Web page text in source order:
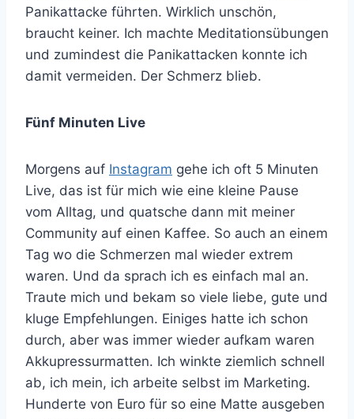
Panikattacke führten. Wirklich unschön,
braucht keiner. Ich machte Meditationsübungen
und zumindest die Panikattacken konnte ich
damit vermeiden. Der Schmerz blieb.
Fünf Minuten Live
Morgens auf Instagram gehe ich oft 5 Minuten
Live, das ist für mich wie eine kleine Pause
vom Alltag, und quatsche dann mit meiner
Community auf einen Kaffee. So auch an einem
Tag wo die Schmerzen mal wieder extrem
waren. Und da sprach ich es einfach mal an.
Traute mich und bekam so viele liebe, gute und
kluge Empfehlungen. Einiges hatte ich schon
durch, aber was immer wieder aufkam waren
Akkupressurmatten. Ich winkte ziemlich schnell
ab, ich mein, ich arbeite selbst im Marketing.
Hunderte von Euro für so eine Matte ausgeben